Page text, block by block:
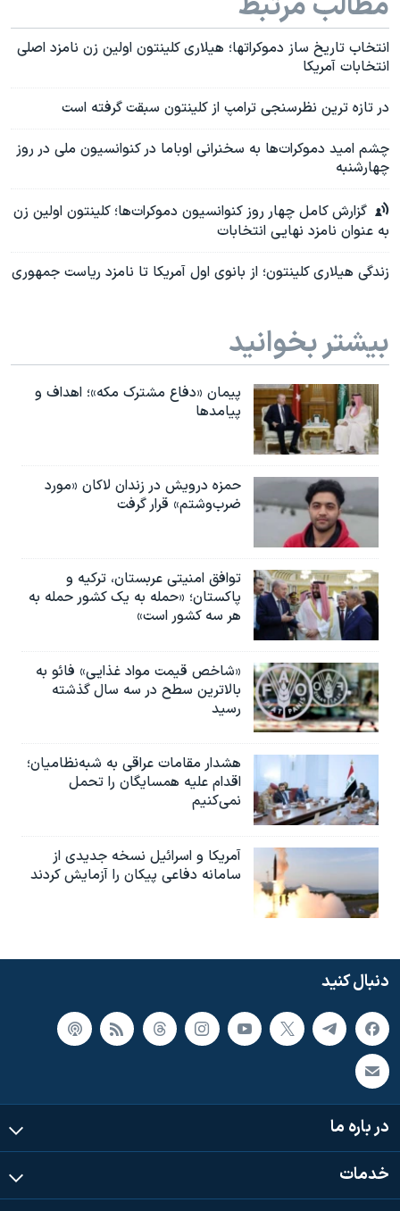
انتخاب تاریخ ساز دموکراتها؛ هیلاری کلینتون اولین زن نامزد اصلی
انتخابات آمریکا
در تازه ترین نظرسنجی ترامپ از کلینتون سبقت گرفته است
چشم امید دموکرات‌ها به سخنرانی اوباما در کنوانسیون ملی در روز
چهارشنبه
گزارش کامل چهار روز کنوانسیون دموکرات‌ها؛ کلینتون اولین زن
به عنوان نامزد نهایی انتخابات
زندگی هیلاری کلینتون؛ از بانوی اول آمریکا تا نامزد ریاست جمهوری
بیشتر بخوانید
پیمان «دفاع مشترک مکه»؛ اهداف و
پیامدها
حمزه درویش در زندان لاکان «مورد
ضرب‌وشتم» قرار گرفت
توافق امنیتی عربستان، ترکیه و
پاکستان؛ «حمله به یک کشور حمله به
هر سه کشور است»
«شاخص قیمت مواد غذایی» فائو به
بالاترین سطح در سه سال گذشته
رسید
هشدار مقامات عراقی به شبه‌نظامیان؛
اقدام علیه همسایگان را تحمل
نمی‌کنیم
آمریکا و اسرائیل نسخه جدیدی از
سامانه دفاعی پیکان را آزمایش کردند
دنبال کنید
در باره ما
خدمات